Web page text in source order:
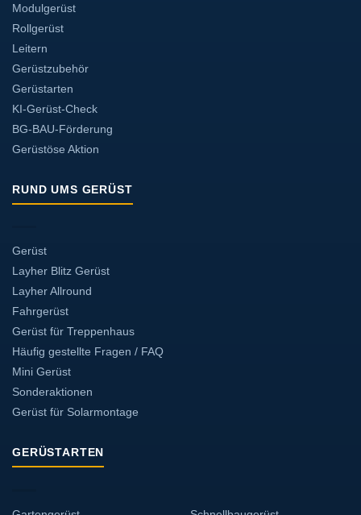
Modulgerüst
Rollgerüst
Leitern
Gerüstzubehör
Gerüstarten
KI-Gerüst-Check
BG-BAU-Förderung
Gerüstöse Aktion
RUND UMS GERÜST
Gerüst
Layher Blitz Gerüst
Layher Allround
Fahrgerüst
Gerüst für Treppenhaus
Häufig gestellte Fragen / FAQ
Mini Gerüst
Sonderaktionen
Gerüst für Solarmontage
GERÜSTARTEN